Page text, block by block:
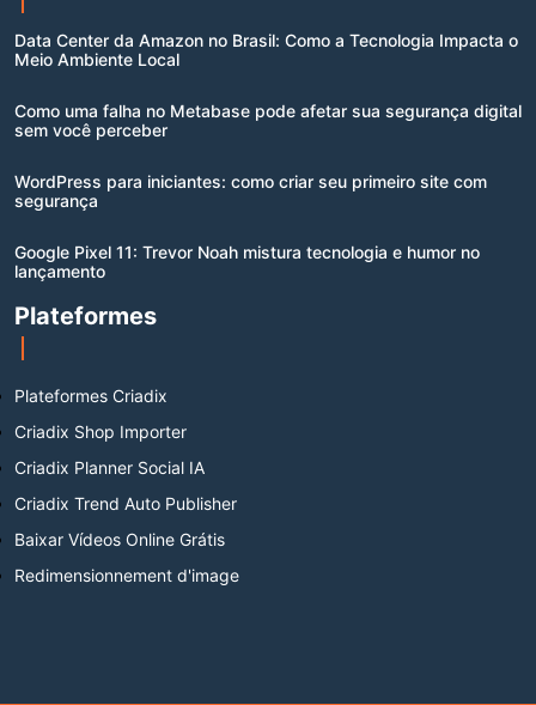
Data Center da Amazon no Brasil: Como a Tecnologia Impacta o
Meio Ambiente Local
Como uma falha no Metabase pode afetar sua segurança digital
sem você perceber
WordPress para iniciantes: como criar seu primeiro site com
segurança
Google Pixel 11: Trevor Noah mistura tecnologia e humor no
lançamento
Plateformes
Plateformes Criadix
Criadix Shop Importer
Criadix Planner Social IA
Criadix Trend Auto Publisher
Baixar Vídeos Online Grátis
Redimensionnement d'image